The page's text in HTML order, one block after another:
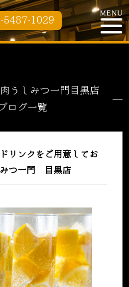
5487-1029
うしみつ一門目黒店
ログ一覧
リンクをご用意してお
みつ一門 目黒店